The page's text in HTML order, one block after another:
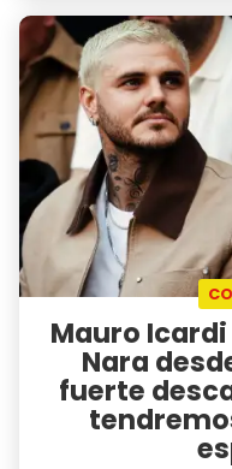
Mauro
Nara
fuerte